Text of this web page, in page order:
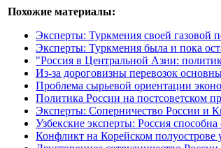
Похожие материалы:
Эксперты: Туркмения своей газовой
Эксперты: Туркмения была и пока
"Россия в Центральной Азии:
Из-за дороговизны перевозок
Проблема сырьевой ориентации
Политика России на постсоветском
Эксперты: Соперничество России и
Узбекские эксперты: Россия
Конфликт на Корейском